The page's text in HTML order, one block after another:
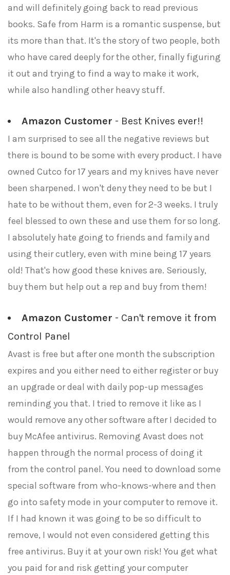
and will definitely going back to read previous
books. Safe from Harm is a romantic suspense, but
its more than that. It's the story of two people, both
who have cared deeply for the other, finally figuring
it out and trying to find a way to make it work,
while also handling other heavy stuff.
Amazon Customer - Best Knives ever!!
I am surprised to see all the negative reviews but
there is bound to be some with every product. I have
owned Cutco for 17 years and my knives have never
been sharpened. I won't deny they need to be but I
hate to be without them, even for 2-3 weeks. I truly
feel blessed to own these and use them for so long.
I absolutely hate going to friends and family and
using their cutlery, even with mine being 17 years
old! That's how good these knives are. Seriously,
buy them but help out a rep and buy from them!
Amazon Customer - Can't remove it from
Control Panel
Avast is free but after one month the subscription
expires and you either need to either register or buy
an upgrade or deal with daily pop-up messages
reminding you that. I tried to remove it like as I
would remove any other software after I decided to
buy McAfee antivirus. Removing Avast does not
happen through the normal process of doing it
from the control panel. You need to download some
special software from who-knows-where and then
go into safety mode in your computer to remove it.
If I had known it was going to be so difficult to
remove, I would not even considered getting this
free antivirus. Buy it at your own risk! You get what
you paid for and risk getting your computer